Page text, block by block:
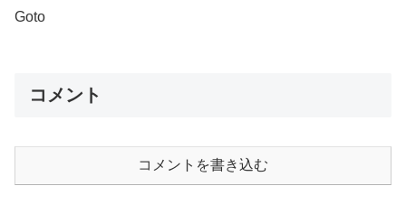
Goto
コメント
コメントを書き込む